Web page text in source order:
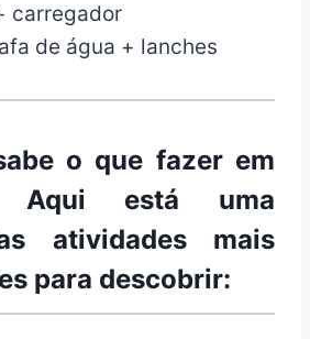
carregador
de água + lanches
o que fazer em
Aqui está uma
atividades mais
para descobrir: